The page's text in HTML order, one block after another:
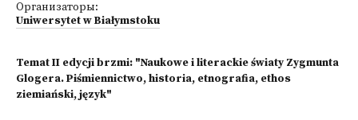
Организаторы:
Uniwersytet w Białymstoku
Temat II edycji brzmi: "Naukowe i literackie światy Zygmunta
Glogera. Piśmiennictwo, historia, etnografia, ethos
ziemiański, język"